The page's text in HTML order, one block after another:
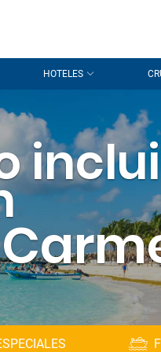
sesión
¿Todavía
HOTELES